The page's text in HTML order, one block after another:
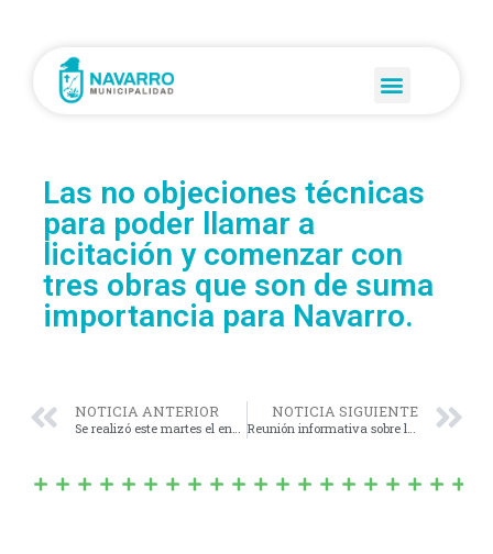
Las no objeciones técnicas
para poder llamar a
licitación y comenzar con
tres obras que son de suma
importancia para Navarro.
NOTICIA ANTERIOR
Se realizó este martes el encuentro regional de preceptores de la región 10.
NOTICIA SIGUIENTE
Reunión informativa sobre los viajes de fin de curso que el gobierno de la provincia de Buenos Aires pagará en su totalidad a alumnos y alumnas del último año del secundario.